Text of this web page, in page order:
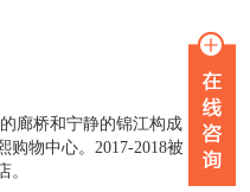
廊桥和宁静的锦江构成
购物中心。2017-2018被
。